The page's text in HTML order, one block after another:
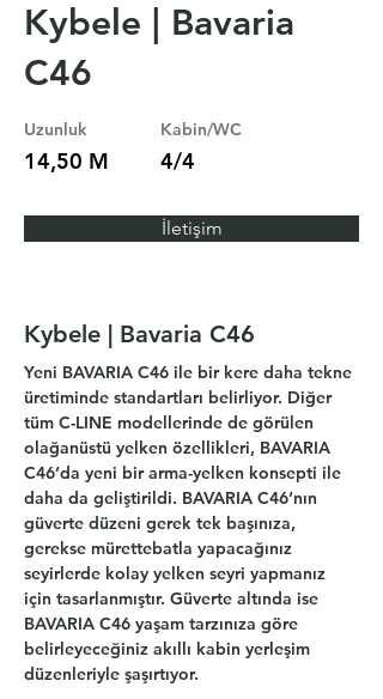
Kybele | Bavaria
C46
Uzunluk
14,50 M
Kabin/WC
4/4
İletişim
Kybele | Bavaria C46
Yeni BAVARIA C46 ile bir kere daha tekne
üretiminde standartları belirliyor. Diğer
tüm C-LINE modellerinde de görülen
olağanüstü yelken özellikleri, BAVARIA
C46’da yeni bir arma-yelken konsepti ile
daha da geliştirildi. BAVARIA C46’nın
güverte düzeni gerek tek başınıza,
gerekse mürettebatla yapacağınız
seyirlerde kolay yelken seyri yapmanız
için tasarlanmıştır. Güverte altında ise
BAVARIA C46 yaşam tarzınıza göre
belirleyeceğiniz akıllı kabin yerleşim
düzenleriyle şaşırtıyor.